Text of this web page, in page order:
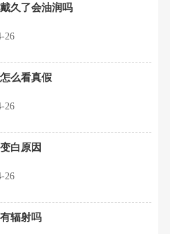
久了会油润吗
26
么看真假
26
白原因
26
辐射吗